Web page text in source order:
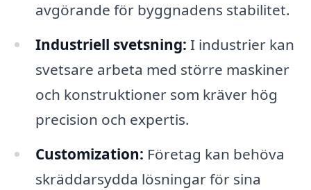
avgörande för byggnadens stabilitet.
Industriell svetsning: I industrier kan
svetsare arbeta med större maskiner
och konstruktioner som kräver hög
precision och expertis.
Customization: Företag kan behöva
skräddarsydda lösningar för sina